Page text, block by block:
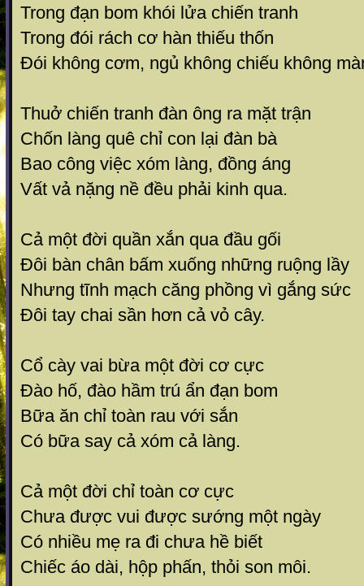
Trong đạn bom khói lửa chiến tranh
Trong đói rách cơ hàn thiếu thốn
Đói không cơm, ngủ không chiếu không
Thuở chiến tranh đàn ông ra mặt trận
Chốn làng quê chỉ con lại đàn bà
Bao công việc xóm làng, đồng áng
Vất vả nặng nề đều phải kinh qua.
Cả một đời quần xắn qua đầu gối
Đôi bàn chân bấm xuống những ruộng lầy
Nhưng tĩnh mạch căng phồng vì gắng sức
Đôi tay chai sần hơn cả vỏ cây.
Cổ cày vai bừa một đời cơ cực
Đào hố, đào hầm trú ẩn đạn bom
Bữa ăn chỉ toàn rau với sắn
Có bữa say cả xóm cả làng.
Cả một đời chỉ toàn cơ cực
Chưa được vui được sướng một ngày
Có nhiều mẹ ra đi chưa hề biết
Chiếc áo dài, hộp phấn, thỏi son môi.